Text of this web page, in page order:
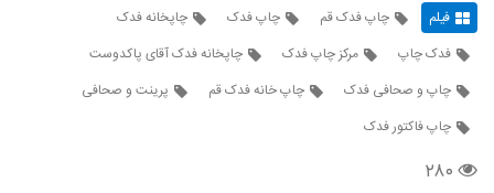
فیلم چاپ فدک قم چاپ فدک
چاپخانه فدک
فدک چاپ
مرکز چاپ فدک
چاپخانه فدک آقای پاکدوست
چاپ و صحافی فدک
چاپ خانه فدک قم
پرینت و صحافی
چاپ فاکتور فدک
۲۸۰